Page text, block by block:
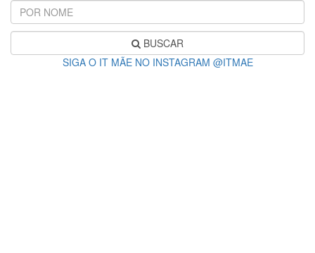
BUSCAR
SIGA O IT MÃE NO INSTAGRAM @ITMAE